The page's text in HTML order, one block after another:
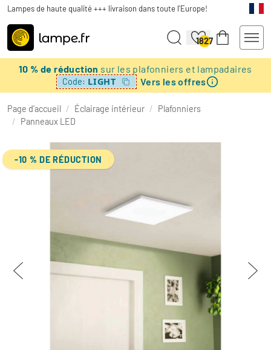
Lampes de haute qualité +++ livraison dans toute l'Europe!
1827
10 % de réduction sur les plafonniers et lampadaires
Code: LIGHT Vers les offres
Page d’accueil / Éclairage intérieur / Plafonniers
/ Panneaux LED
-10 % DE RÉDUCTION